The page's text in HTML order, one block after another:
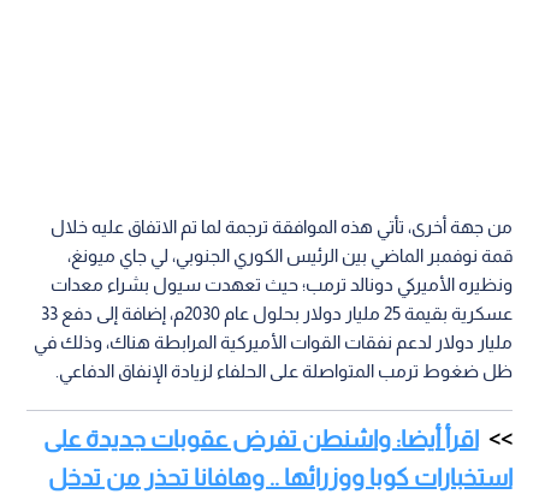
من جهة أخرى، تأتي هذه الموافقة ترجمة لما تم الاتفاق عليه خلال
قمة نوفمبر الماضي بين الرئيس الكوري الجنوبي، لي جاي ميونغ،
ونظيره الأميركي دونالد ترمب؛ حيث تعهدت سيول بشراء معدات
عسكرية بقيمة 25 مليار دولار بحلول عام 2030م، إضافة إلى دفع 33
مليار دولار لدعم نفقات القوات الأميركية المرابطة هناك، وذلك في
ظل ضغوط ترمب المتواصلة على الحلفاء لزيادة الإنفاق الدفاعي.
اقرأ أيضا: واشنطن تفرض عقوبات جديدة على
استخبارات كوبا ووزرائها .. وهافانا تحذر من تدخل